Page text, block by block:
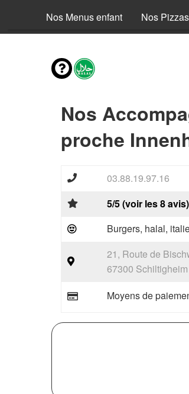
Nos Menus enfant Nos Pizzas
Nos
proche
03.88.19.97.16
5/5 (voir les 8 avis)
Burgers, halal,
21, Route de
67300 Schiltigheim
Moyens de